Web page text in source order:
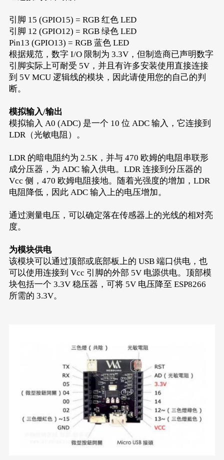
引脚 15 (GPIO15) = RGB 红色 LED
引脚 12 (GPIO12) = RGB 绿色 LED
Pin13 (GPIO13) = RGB 蓝色 LED
根据规范，数字 I/O 限制为 3.3V，但制造商已声明数字
引脚实际上可耐受 5V，并且有许多安装使用直接连接
到 5V MCU 逻辑线的模块，因此请使用您的自己的判
断。
模拟输入/输出
模拟输入 A0 (ADC) 是一个 10 位 ADC 输入，它连接到
LDR（光敏电阻）。
LDR 的暗电阻约为 2.5K，并与 470 欧姆的电阻串联形
成分压器，为 ADC 输入供电。LDR 连接到分压器的
Vcc 侧，470 欧姆电阻接地。随着光强度的增加，LDR
电阻降低，因此 ADC 输入上的电压增加。
通过测量电压，可以确定落在传感器上的光线的相对亮
度。
为模块供电
该模块可以通过顶部或底部板上的 USB 端口供电，也
可以使用连接到 Vcc 引脚的外部 5V 电源供电。顶部模
块包括一个 3.3V 稳压器，可将 5V 电压降至 ESP8266
所需的 3.3V。